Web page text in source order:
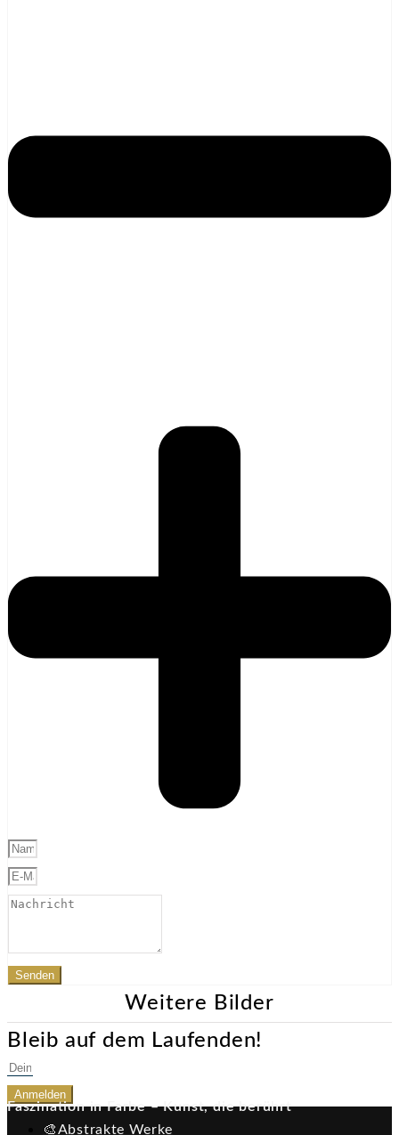
Senden
Weitere Bilder
Bleib auf dem Laufenden!
Anmelden
Faszination in Farbe – Kunst, die berührt
🎨Abstrakte Werke